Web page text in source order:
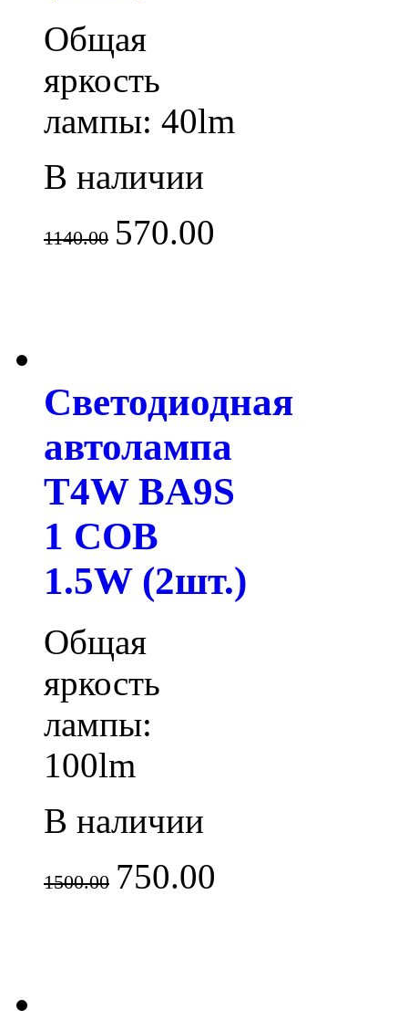
Общая
яркость
лампы: 40lm
В наличии
1140.00 570.00
Светодиодная
автолампа
T4W BA9S
1 COB
1.5W (2шт.)
Общая
яркость
лампы:
100lm
В наличии
1500.00 750.00